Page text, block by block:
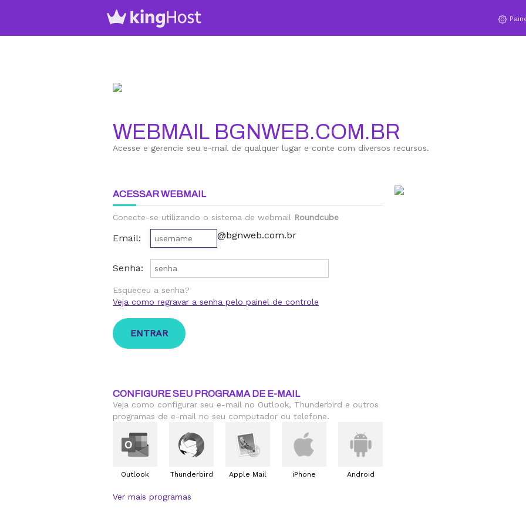
WEBMAIL BGNWEB.COM.BR
Acesse e gerencie seu e-mail de qualquer lugar e conte com diversos recursos.
ACESSAR WEBMAIL
Conecte-se utilizando o sistema de webmail Roundcube
Email: @bgnweb.com.br
Senha:
Esqueceu a senha?
Veja como regravar a senha pelo painel de controle
CONFIGURE SEU PROGRAMA DE E-MAIL
Veja como configurar seu e-mail no Outlook, Thunderbird e outros
programas de e-mail no seu computador ou telefone.
Outlook Thunderbird Apple Mail iPhone Android
Ver mais programas